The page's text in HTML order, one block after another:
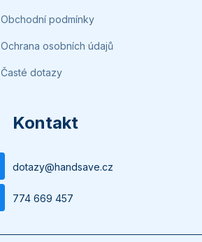
Obchodní podmínky
Ochrana osobních údajů
Časté dotazy
Kontakt
dotazy@handsave.cz
774 669 457